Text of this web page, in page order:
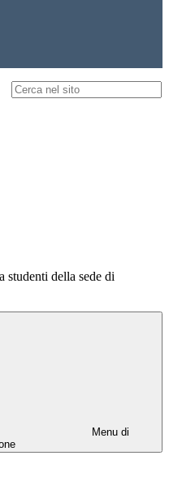
studenti della sede di
Menu di